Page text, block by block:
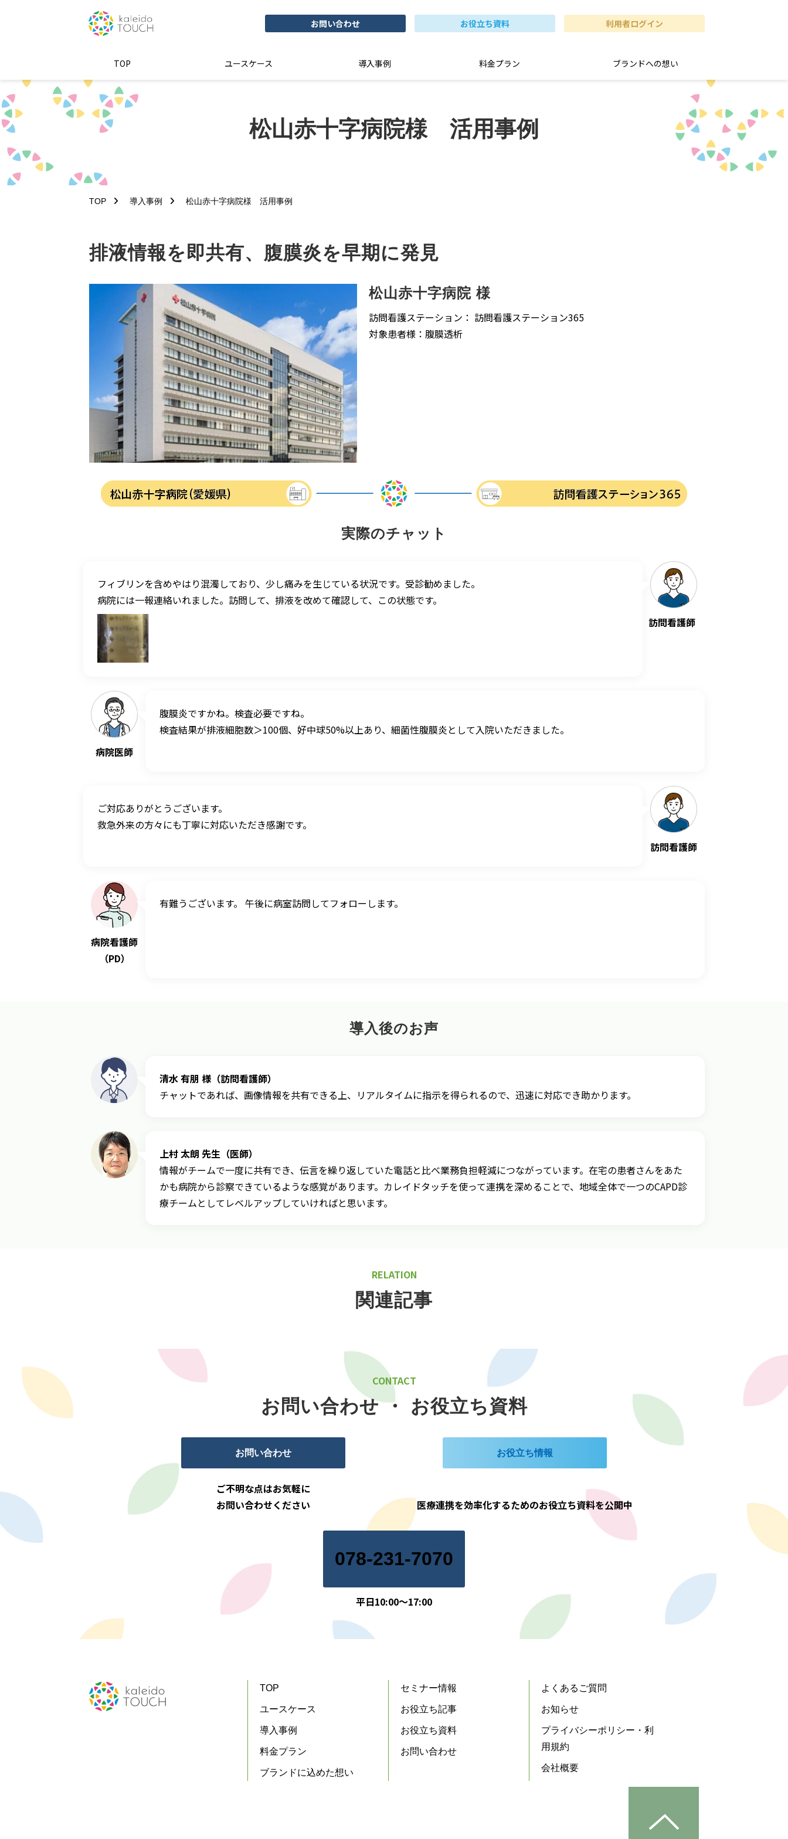
お問い合わせ お役立ち資料 利用者ログイン
TOP ユースケース 導入事例 料金プラン ブランドへの想い
松山赤十字病院様　活用事例
TOP 導入事例 松山赤十字病院様 活用事例
排液情報を即共有、腹膜炎を早期に発見
松山赤十字病院 様
訪問看護ステーション： 訪問看護ステーション365
対象患者様：腹膜透析
実際のチャット
フィブリンを含めやはり混濁しており、少し痛みを生じている状況です。受診勧めました。
病院には一報連絡いれました。訪問して、排液を改めて確認して、この状態です。
訪問看護師
病院医師
腹膜炎ですかね。検査必要ですね。
検査結果が排液細胞数＞100個、好中球50%以上あり、細菌性腹膜炎として入院いただきました。
ご対応ありがとうございます。
救急外来の方々にも丁寧に対応いただき感謝です。
訪問看護師
病院看護師
（PD）
有難うございます。 午後に病室訪問してフォローします。
導入後のお声
清水 有朋 様（訪問看護師）
チャットであれば、画像情報を共有できる上、リアルタイムに指示を得られるので、迅速に対応でき助かります。
上村 太朗 先生​（医師）
情報がチームで一度に共有でき、伝言を繰り返していた電話と比べ業務負担軽減につながっています。在宅の患者さんをあた
かも病院から診察できているような感覚があります。カレイドタッチを使って連携を深めることで、地域全体で一つのCAPD診
療チームとしてレベルアップしていければと思います。
RELATION
関連記事
CONTACT
お問い合わせ ・ お役立ち資料
お問い合わせ
ご不明な点はお気軽に
お問い合わせください
お役立ち情報
医療連携を効率化するためのお役立ち資料を公開中
078-231-7070
平日10:00～17:00
TOP
ユースケース
導入事例
料金プラン
ブランドに込めた想い
セミナー情報
お役立ち記事
お役立ち資料
お問い合わせ
よくあるご質問
お知らせ
プライバシーポリシー・利
用規約
会社概要